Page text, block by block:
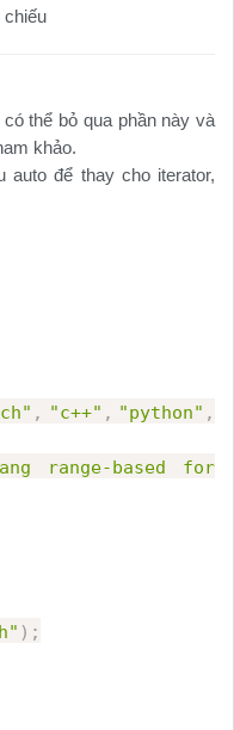
chiếu
thể bỏ qua phần này và
khảo.
để thay cho iterator,
, "c++" , "python" ,
range-based for
);